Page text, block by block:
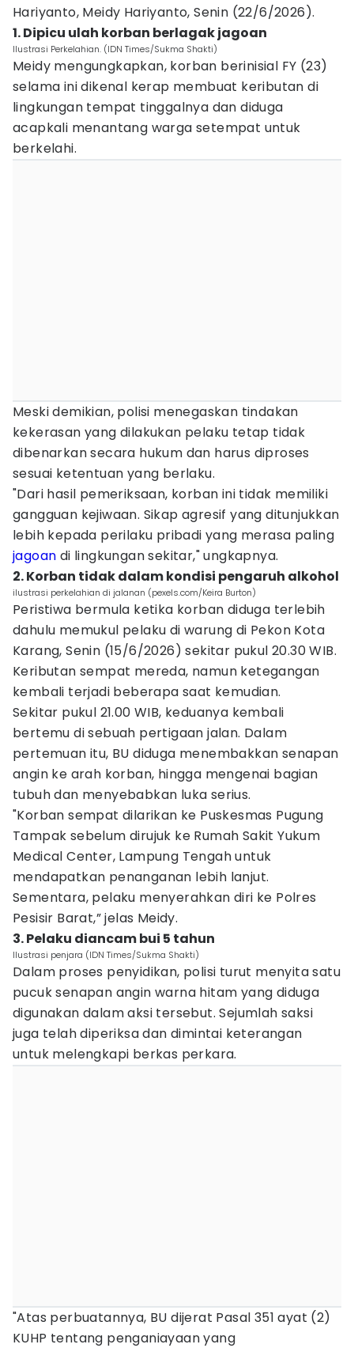
Hariyanto, Meidy Hariyanto, Senin (22/6/2026).
1. Dipicu ulah korban berlagak jagoan
Ilustrasi Perkelahian. (IDN Times/Sukma Shakti)
Meidy mengungkapkan, korban berinisial FY (23)
selama ini dikenal kerap membuat keributan di
lingkungan tempat tinggalnya dan diduga
acapkali menantang warga setempat untuk
berkelahi.
Meski demikian, polisi menegaskan tindakan
kekerasan yang dilakukan pelaku tetap tidak
dibenarkan secara hukum dan harus diproses
sesuai ketentuan yang berlaku.
"Dari hasil pemeriksaan, korban ini tidak memiliki
gangguan kejiwaan. Sikap agresif yang ditunjukkan
lebih kepada perilaku pribadi yang merasa paling
jagoan di lingkungan sekitar," ungkapnya.
2. Korban tidak dalam kondisi pengaruh alkohol
ilustrasi perkelahian di jalanan (pexels.com/Keira Burton)
Peristiwa bermula ketika korban diduga terlebih
dahulu memukul pelaku di warung di Pekon Kota
Karang, Senin (15/6/2026) sekitar pukul 20.30 WIB.
Keributan sempat mereda, namun ketegangan
kembali terjadi beberapa saat kemudian.
Sekitar pukul 21.00 WIB, keduanya kembali
bertemu di sebuah pertigaan jalan. Dalam
pertemuan itu, BU diduga menembakkan senapan
angin ke arah korban, hingga mengenai bagian
tubuh dan menyebabkan luka serius.
"Korban sempat dilarikan ke Puskesmas Pugung
Tampak sebelum dirujuk ke Rumah Sakit Yukum
Medical Center, Lampung Tengah untuk
mendapatkan penanganan lebih lanjut.
Sementara, pelaku menyerahkan diri ke Polres
Pesisir Barat,” jelas Meidy.
3. Pelaku diancam bui 5 tahun
Ilustrasi penjara (IDN Times/Sukma Shakti)
Dalam proses penyidikan, polisi turut menyita satu
pucuk senapan angin warna hitam yang diduga
digunakan dalam aksi tersebut. Sejumlah saksi
juga telah diperiksa dan dimintai keterangan
untuk melengkapi berkas perkara.
"Atas perbuatannya, BU dijerat Pasal 351 ayat (2)
KUHP tentang penganiayaan yang